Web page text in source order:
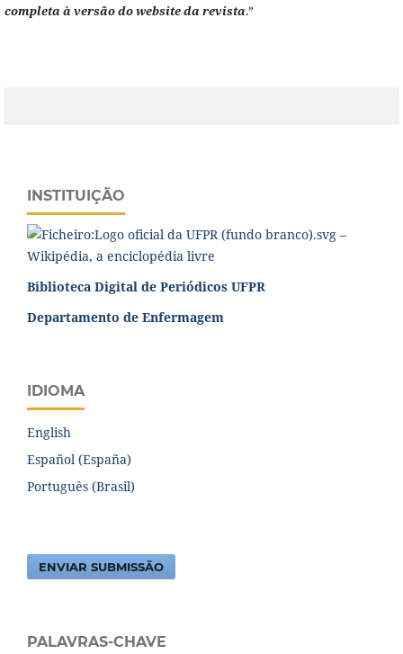
completa à versão do website da revista.”
INSTITUIÇÃO
Biblioteca Digital de Periódicos UFPR
Departamento de Enfermagem
IDIOMA
English
Español (España)
Português (Brasil)
ENVIAR SUBMISSÃO
PALAVRAS-CHAVE